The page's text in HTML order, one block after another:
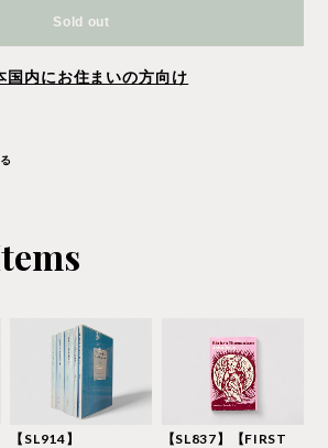
Sold out
国内にお住まいの方向け
【SL914】
【SL837】【FIRST